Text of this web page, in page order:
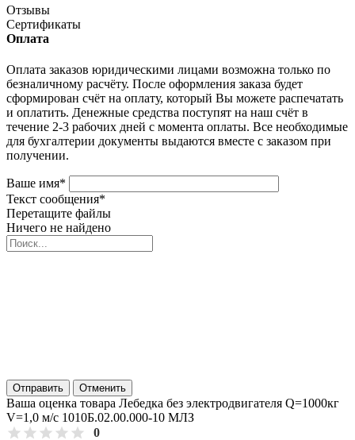
Отзывы
Сертификаты
Оплата
Оплата заказов юридическими лицами возможна только по
безналичному расчёту. После оформления заказа будет
сформирован счёт на оплату, который Вы можете распечатать
и оплатить. Денежные средства поступят на наш счёт в
течение 2-3 рабочих дней с момента оплаты. Все необходимые
для бухгалтерии документы выдаются вместе с заказом при
получении.
Ваше имя*
Текст сообщения*
Перетащите файлы
Ничего не найдено
Отправить Отменить
Ваша оценка товара Лебедка без электродвигателя Q=1000кг
V=1,0 м/с 1010Б.02.00.000-10 МЛЗ
0